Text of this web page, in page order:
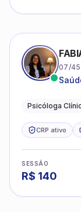
07/
Psicóloga
CRP ativo
SESSÃO
R$ 140